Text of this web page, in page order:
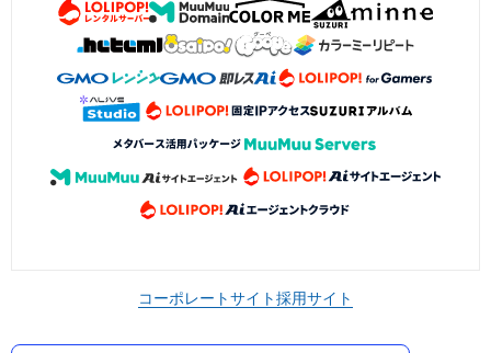
コーポレートサイト採用サイト